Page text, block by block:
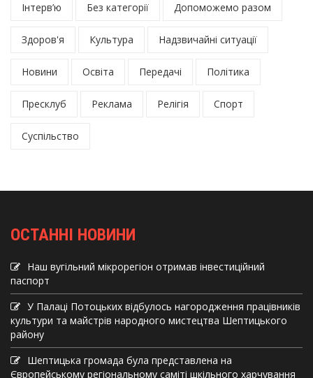
Інтерв’ю Без категорії Допоможемо разом
Здоров'я Культура Надзвичайні ситуації
Новини Освіта Передачі Політика
Пресклуб Реклама Релігія Спорт
Суспільство
ОСТАННІ НОВИНИ
Наш вугільний мікрорегіон отримав інвеcтиційний
паспорт
У Палаці Потоцьких відбулось нагородження працівників
культури та майстрів народного мистецтва Шептицького
району
Шептицька громада була представлена на
Європейському регіональному саміті шкільного харчування